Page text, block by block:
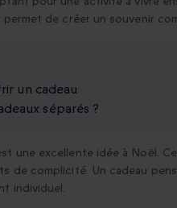
de créer un souvenir
un cadeau
séparés ?
une excellente idée à Noël.
de complicité. Un cadeau
individuel.